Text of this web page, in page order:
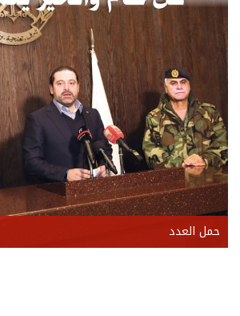
حمل العدد